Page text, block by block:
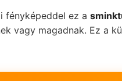
fényképeddel ez a
vagy magadnak. Ez a